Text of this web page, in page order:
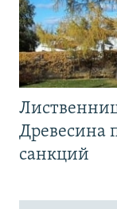
Древесина
санкций